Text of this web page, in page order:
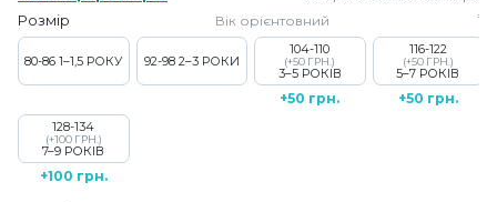
Розмір Вік орієнтовний
80-86 1–1,5 РОКУ 92-98 2–3 РОКИ
104-110
(+50 ГРН.)
3–5 РОКІВ
+50 грн.
116-122
(+50 ГРН.)
5–7 РОКІВ
+50 грн.
128-134
(+100 ГРН.)
7–9 РОКІВ
+100 грн.